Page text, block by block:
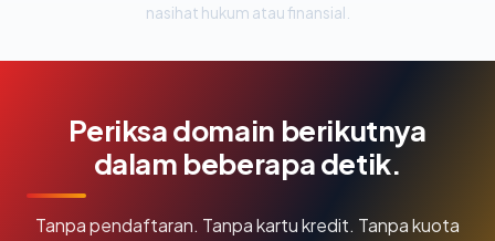
nasihat hukum atau finansial.
Periksa domain berikutnya
dalam beberapa detik.
Tanpa pendaftaran. Tanpa kartu kredit. Tanpa kuota